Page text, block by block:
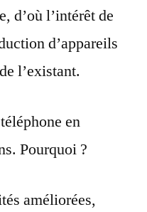
d’où l’intérêt de
d’appareils
l’existant.
en
Pourquoi ?
améliorées,